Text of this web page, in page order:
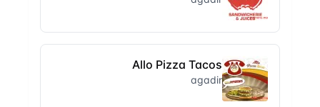
Allo Pizza Tacos
agadir